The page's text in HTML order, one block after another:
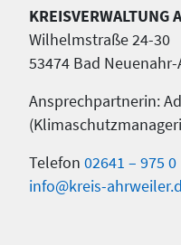
KREISVERWALTUNG
Wilhelmstraße 24-30
53474 Bad
Ansprechpartnerin:
Telefon 02641 – 975 0
info@kreis-